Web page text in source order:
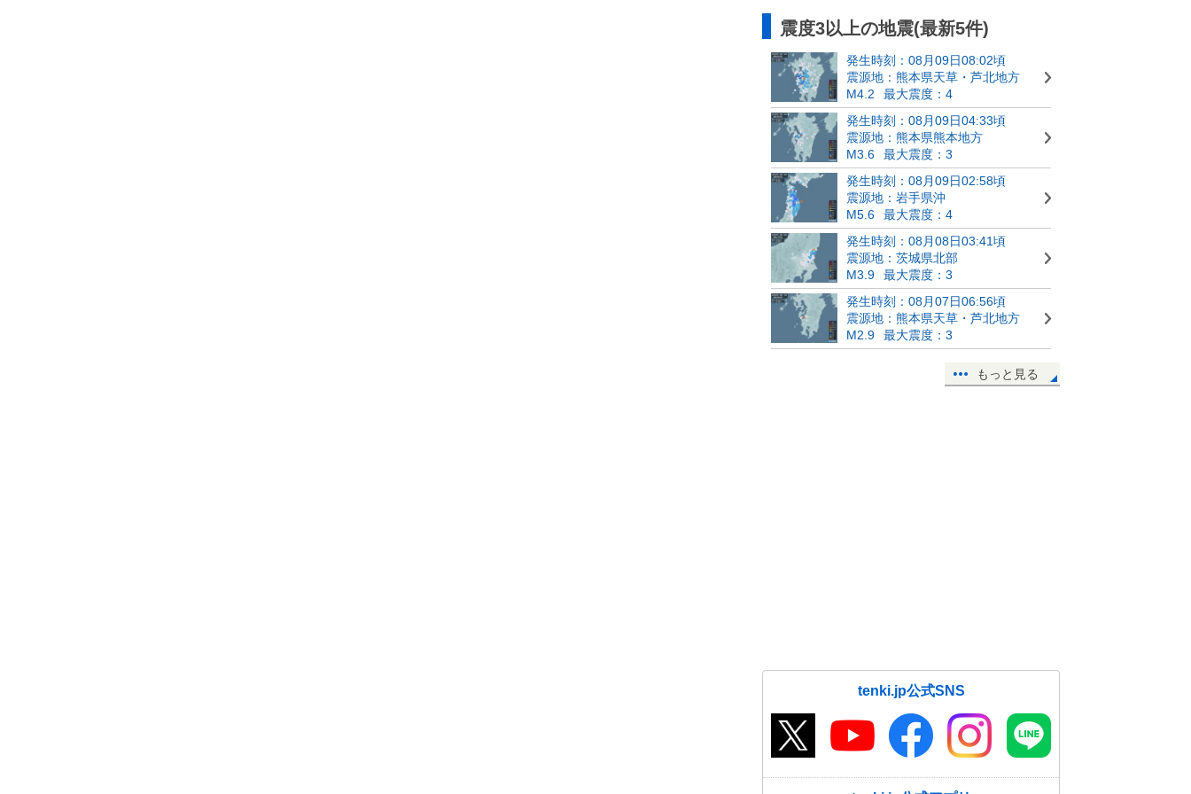
震度3以上の地震(最新5件)
発生時刻：08月09日08:02頃
震源地：熊本県天草・芦北地方
M4.2
最大震度：4
発生時刻：08月09日04:33頃
震源地：熊本県熊本地方
M3.6
最大震度：3
発生時刻：08月09日02:58頃
震源地：岩手県沖
M5.6
最大震度：4
発生時刻：08月08日03:41頃
震源地：茨城県北部
M3.9
最大震度：3
発生時刻：08月07日06:56頃
震源地：熊本県天草・芦北地方
M2.9
最大震度：3
もっと見る
tenki.jp公式SNS